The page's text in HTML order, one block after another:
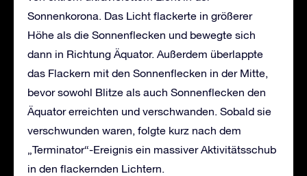
Sonnenkorona. Das Licht flackerte in größerer
Höhe als die Sonnenflecken und bewegte sich
dann in Richtung Äquator. Außerdem überlappte
das Flackern mit den Sonnenflecken in der Mitte,
bevor sowohl Blitze als auch Sonnenflecken den
Äquator erreichten und verschwanden. Sobald sie
verschwunden waren, folgte kurz nach dem
„Terminator“-Ereignis ein massiver Aktivitätsschub
in den flackernden Lichtern.